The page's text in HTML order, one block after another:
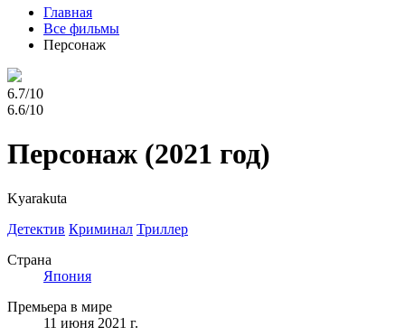
Главная
Все фильмы
Персонаж
6.7/10
6.6/10
Персонаж(2021 год)
Kyarakuta
Детектив Криминал Триллер
Страна
Япония
Премьера в мире
11 июня 2021 г.